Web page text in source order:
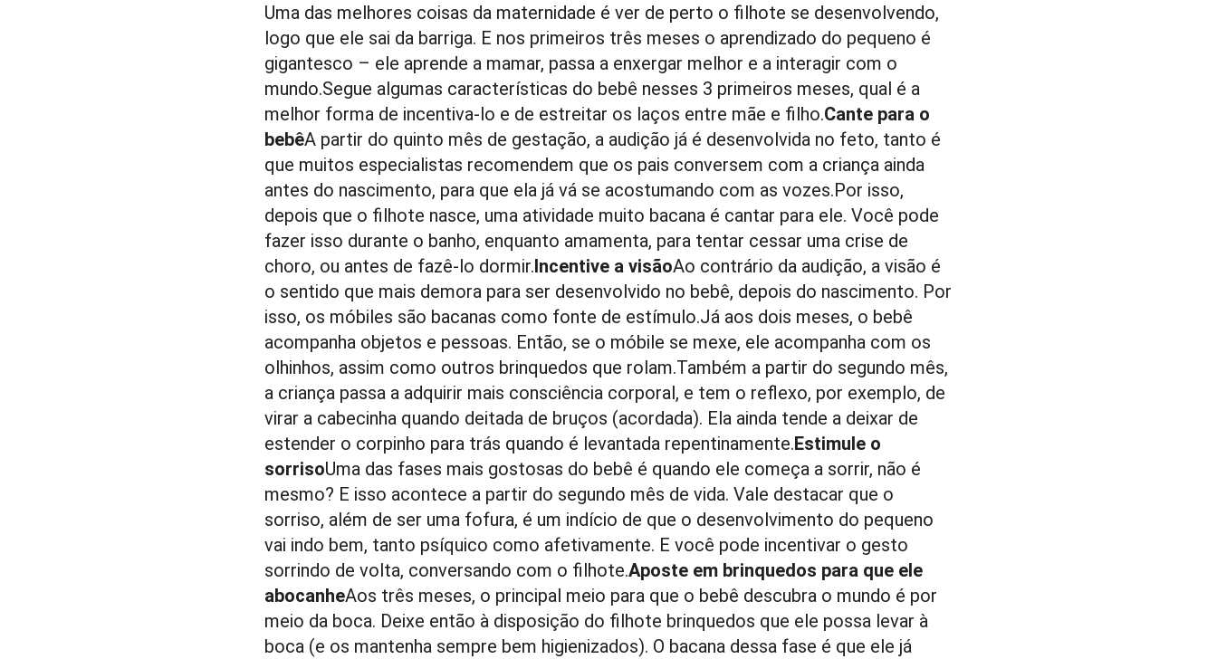
Uma das melhores coisas da maternidade é ver de perto o filhote se desenvolvendo,
logo que ele sai da barriga. E nos primeiros três meses o aprendizado do pequeno é
gigantesco – ele aprende a mamar, passa a enxergar melhor e a interagir com o
mundo.Segue algumas características do bebê nesses 3 primeiros meses, qual é a
melhor forma de incentiva-lo e de estreitar os laços entre mãe e filho.Cante para o
bebêA partir do quinto mês de gestação, a audição já é desenvolvida no feto, tanto é
que muitos especialistas recomendem que os pais conversem com a criança ainda
antes do nascimento, para que ela já vá se acostumando com as vozes.Por isso,
depois que o filhote nasce, uma atividade muito bacana é cantar para ele. Você pode
fazer isso durante o banho, enquanto amamenta, para tentar cessar uma crise de
choro, ou antes de fazê-lo dormir.Incentive a visãoAo contrário da audição, a visão é
o sentido que mais demora para ser desenvolvido no bebê, depois do nascimento. Por
isso, os móbiles são bacanas como fonte de estímulo.Já aos dois meses, o bebê
acompanha objetos e pessoas. Então, se o móbile se mexe, ele acompanha com os
olhinhos, assim como outros brinquedos que rolam.Também a partir do segundo mês,
a criança passa a adquirir mais consciência corporal, e tem o reflexo, por exemplo, de
virar a cabecinha quando deitada de bruços (acordada). Ela ainda tende a deixar de
estender o corpinho para trás quando é levantada repentinamente.Estimule o
sorrisoUma das fases mais gostosas do bebê é quando ele começa a sorrir, não é
mesmo? E isso acontece a partir do segundo mês de vida. Vale destacar que o
sorriso, além de ser uma fofura, é um indício de que o desenvolvimento do pequeno
vai indo bem, tanto psíquico como afetivamente. E você pode incentivar o gesto
sorrindo de volta, conversando com o filhote.Aposte em brinquedos para que ele
abocanheAos três meses, o principal meio para que o bebê descubra o mundo é por
meio da boca. Deixe então à disposição do filhote brinquedos que ele possa levar à
boca (e os mantenha sempre bem higienizados). O bacana dessa fase é que ele já